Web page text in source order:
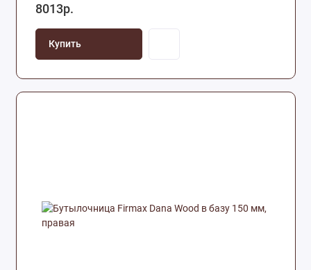
8013р.
Купить